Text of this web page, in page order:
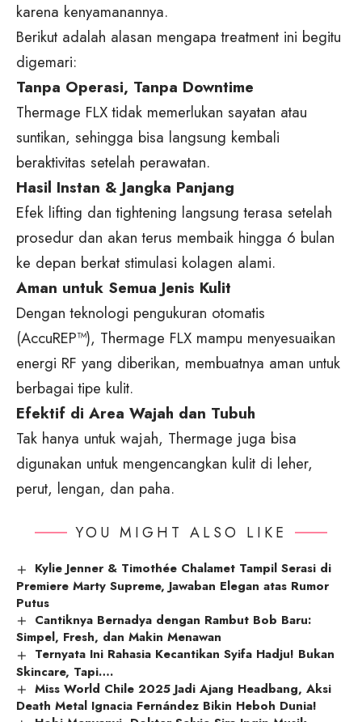
karena kenyamanannya.
Berikut adalah alasan mengapa treatment ini begitu
digemari:
Tanpa Operasi, Tanpa Downtime
Thermage FLX tidak memerlukan sayatan atau
suntikan, sehingga bisa langsung kembali
beraktivitas setelah perawatan.
Hasil Instan & Jangka Panjang
Efek lifting dan tightening langsung terasa setelah
prosedur dan akan terus membaik hingga 6 bulan
ke depan berkat stimulasi kolagen alami.
Aman untuk Semua Jenis Kulit
Dengan teknologi pengukuran otomatis
(AccuREP™), Thermage FLX mampu menyesuaikan
energi RF yang diberikan, membuatnya aman untuk
berbagai tipe kulit.
Efektif di Area Wajah dan Tubuh
Tak hanya untuk wajah, Thermage juga bisa
digunakan untuk mengencangkan kulit di leher,
perut, lengan, dan paha.
YOU MIGHT ALSO LIKE
Kylie Jenner & Timothée Chalamet Tampil Serasi di
Premiere Marty Supreme, Jawaban Elegan atas Rumor
Putus
Cantiknya Bernadya dengan Rambut Bob Baru:
Simpel, Fresh, dan Makin Menawan
Ternyata Ini Rahasia Kecantikan Syifa Hadju! Bukan
Skincare, Tapi….
Miss World Chile 2025 Jadi Ajang Headbang, Aksi
Death Metal Ignacia Fernández Bikin Heboh Dunia!